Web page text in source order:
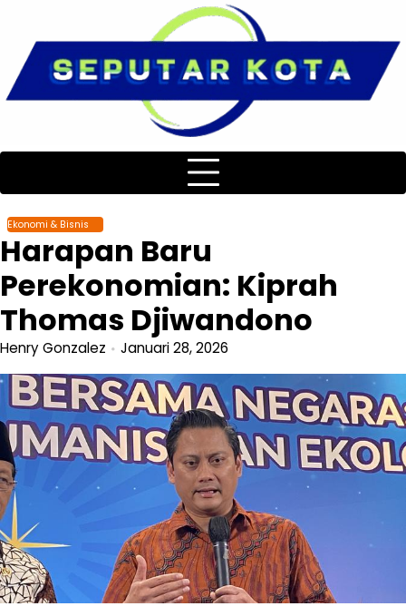
content
Ekonomi & Bisnis
Harapan Baru
Perekonomian: Kiprah
Thomas Djiwandono
Henry Gonzalez Januari 28, 2026